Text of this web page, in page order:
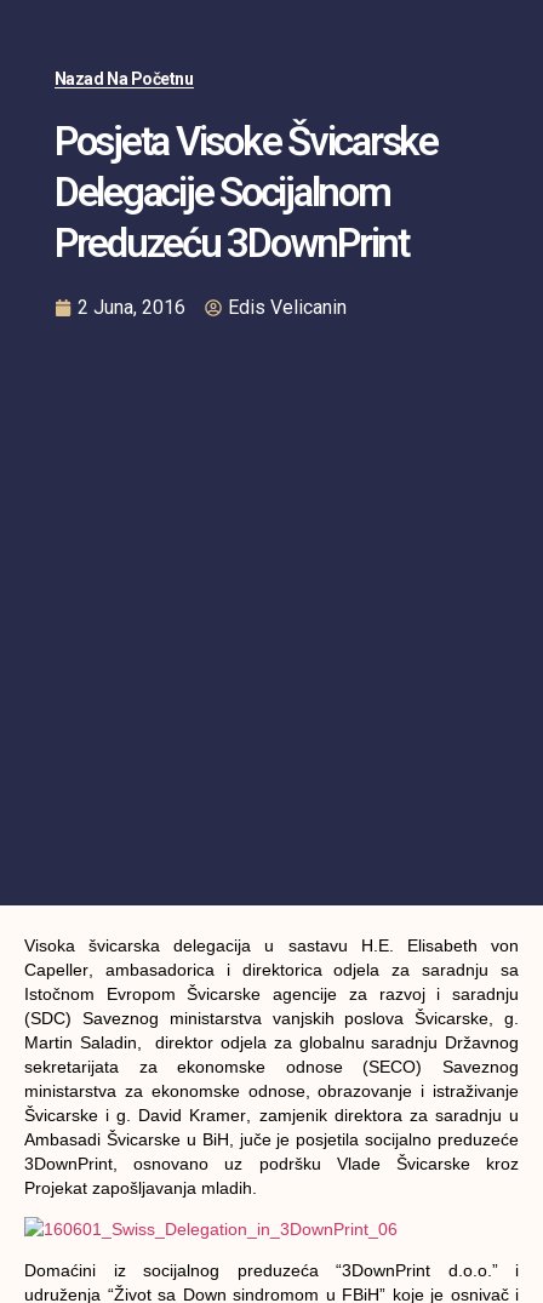
Nazad Na Početnu
Posjeta Visoke Švicarske
Delegacije Socijalnom
Preduzeću 3DownPrint
2 Juna, 2016 Edis Velicanin
Visoka švicarska delegacija u sastavu H.E. Elisabeth von
Capeller , ambasadorica i direktorica odjela za saradnju sa
Istočnom Evropom Švicarske agencije za razvoj i saradnju
(SDC) Saveznog ministarstva vanjskih poslova Švicarske, g.
Martin Saladin , direktor odjela za globalnu saradnju Državnog
sekretarijata za ekonomske odnose (SECO) Saveznog
ministarstva za ekonomske odnose, obrazovanje i istraživanje
Švicarske i g. David Kramer , zamjenik direktora za saradnju u
Ambasadi Švicarske u BiH, juče je posjetila socijalno preduzeće
3DownPrint , osnovano uz podršku Vlade Švicarske kroz
Projekat zapošljavanja mladih.
Domaćini iz socijalnog preduzeća “3DownPrint d.o.o.” i
udruženja “Život sa Down sindromom u FBiH” koje je osnivač i